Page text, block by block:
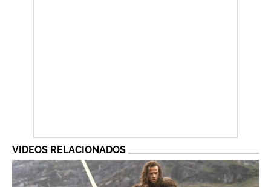
VIDEOS RELACIONADOS